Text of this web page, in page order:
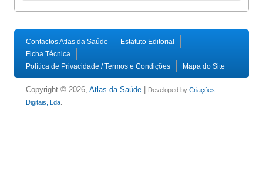
Contactos Atlas da Saúde
Estatuto Editorial
Ficha Técnica
Política de Privacidade / Termos e Condições
Mapa do Site
Copyright © 2026, Atlas da Saúde Developed by Criações
Digitais, Lda